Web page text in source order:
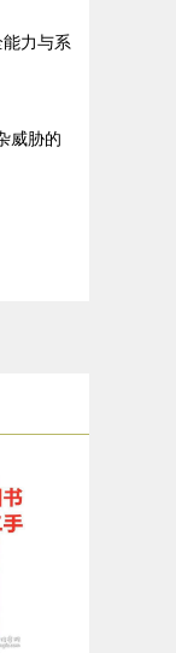
能力与系
威胁的